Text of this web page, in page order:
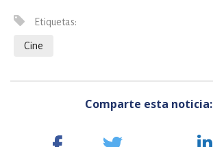
Etiquetas:
Cine
Comparte esta noticia: